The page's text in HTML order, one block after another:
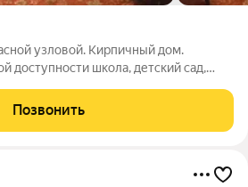
узловой. Кирпичный дом.
доступности школа, детский сад,
под ипотеку и все виды
этаж.
Позвонить